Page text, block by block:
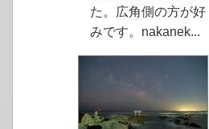
た。広角側の方が好
みです。nakanek...